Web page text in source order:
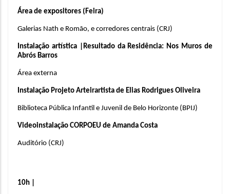
Área de expositores (Feira)
Galerias Nath e Romão, e corredores centrais (CRJ)
Instalação artística |Resultado da Residência: Nos Muros de
Abrós Barros
Área externa
Instalação Projeto Arteirartista de Elias Rodrigues Oliveira
Biblioteca Pública Infantil e Juvenil de Belo Horizonte (BPIJ)
Videoinstalação CORPOEU de Amanda Costa
Auditório (CRJ)
10h |